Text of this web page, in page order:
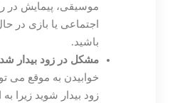
موسیقی، پیمایش در
اجتماعی یا بازی در
باشید.
مشکل در زود بیدار
خوابیدن به موقع می
زود بیدار شوید زیرا به